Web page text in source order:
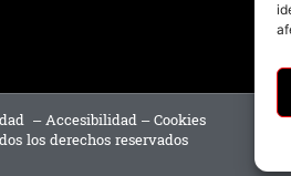
–Accesibilidad–Cookies
los derechos reservados